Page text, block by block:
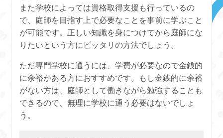
また学校によっては資格取得支援も行っているの
で、庭師を目指す上で必要なことを事前に学ぶこと
が可能です。正しい知識を身につけてから庭師にな
りたいという方にピッタリの方法でしょう。
ただ専門学校に通うには、学費が必要なので金銭的
に余裕がある方におすすめです。もし金銭的に余裕
がない方は、庭師として働きながら勉強することも
できるので、無理に学校に通う必要はないでしょ
う。